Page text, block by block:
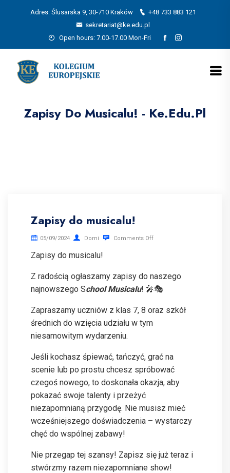
Adres: Ślusarska 9, 30-710 Kraków
+48 733 883 121
sekretariat@ke.edu.pl
Open hours: 7.00-17.00 Mon-Fri
Zapisy Do Musicalu! - Ke.edu.pl
Zapisy do musicalu!
05/09/2024 Domi Comments Off
Zapisy do musicalu!
Z radością ogłaszamy zapisy do naszego
najnowszego School Musicalu! 🎤🎭
Zapraszamy uczniów z klas 7, 8 oraz szkół
średnich do wzięcia udziału w tym
niesamowitym wydarzeniu.
Jeśli kochasz śpiewać, tańczyć, grać na
scenie lub po prostu chcesz spróbować
czegoś nowego, to doskonała okazja, aby
pokazać swoje talenty i przeżyć
niezapomnianą przygodę. Nie musisz mieć
wcześniejszego doświadczenia – wystarczy
chęć do wspólnej zabawy!
Nie przegap tej szansy! Zapisz się już teraz i
stwórzmy razem niezapomniane show!